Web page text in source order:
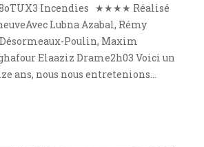
Incendies ★★★★ Réalisé
Lubna Azabal, Rémy
Poulin, Maxim
Elaaziz Drame2h03 Voici un
ans, nous nous entretenions…